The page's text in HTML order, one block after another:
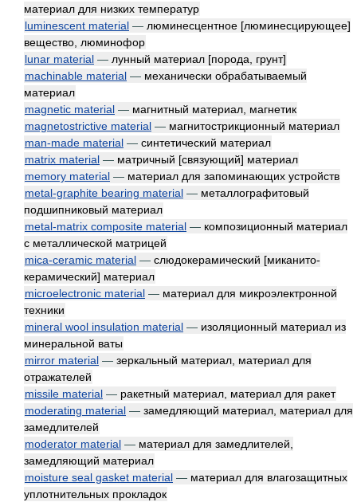
материал для низких температур
luminescent material — люминесцентное [люминесцирующее]
вещество, люминофор
lunar material — лунный материал [порода, грунт]
machinable material — механически обрабатываемый
материал
magnetic material — магнитный материал, магнетик
magnetostrictive material — магнитострикционный материал
man-made material — синтетический материал
matrix material — матричный [связующий] материал
memory material — материал для запоминающих устройств
metal-graphite bearing material — металлографитовый
подшипниковый материал
metal-matrix composite material — композиционный материал
с металлической матрицей
mica-ceramic material — слюдокерамический [миканито-
керамический] материал
microelectronic material — материал для микроэлектронной
техники
mineral wool insulation material — изоляционный материал из
минеральной ваты
mirror material — зеркальный материал, материал для
отражателей
missile material — ракетный материал, материал для ракет
moderating material — замедляющий материал, материал для
замедлителей
moderator material — материал для замедлителей,
замедляющий материал
moisture seal gasket material — материал для влагозащитных
уплотнительных прокладок